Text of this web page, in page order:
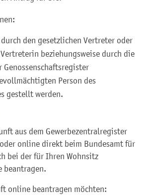
den gesetzlichen Vertreter oder
beziehungsweise durch die
Genossenschaftsregister
Person des
gestellt werden.
aus dem Gewerbezentralregister
online direkt beim Bundesamt für
bei der für Ihren Wohnsitz
beantragen.
online beantragen möchten: